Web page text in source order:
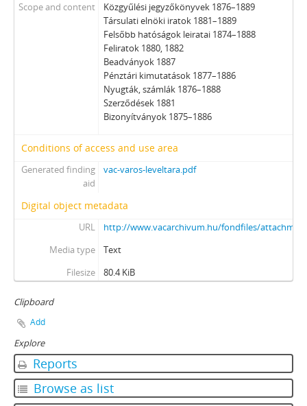
Scope and content
Közgyűlési jegyzőkönyvek 1876–1889
Társulati elnöki iratok 1881–1889
Felsőbb hatóságok leiratai 1874–1888
Feliratok 1880, 1882
Beadványok 1887
Pénztári kimutatások 1877–1886
Nyugták, számlák 1876–1888
Szerződések 1881
Bizonyítványok 1875–1886
Conditions of access and use area
Generated finding
aid
vac-varos-leveltara.pdf
Digital object metadata
URL
http://www.vacarchivum.hu/fondfiles/
Media type
Text
Filesize
80.4 KiB
Clipboard
Add
Explore
Reports
Browse as list